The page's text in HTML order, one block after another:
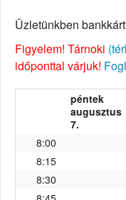
Üzletünkben
Figyelem! Tárnoki
időponttal várjuk!
péntek
augusztus
7.
8:00
8:15
8:30